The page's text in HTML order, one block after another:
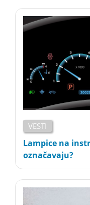
VESTI
Lampice na
označavaju?